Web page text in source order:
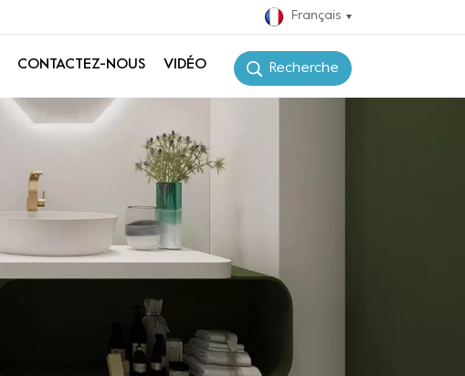
Français
Recherche
CONTACTEZ-NOUS VIDÉO